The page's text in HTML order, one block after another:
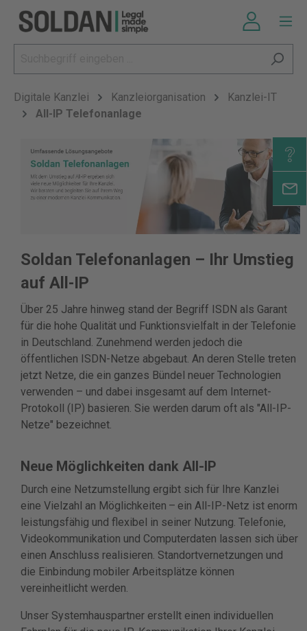
Digitale Kanzlei Kanzleiorganisation
Kanzlei-IT
All-IP Telefonanlage
Soldan Telefonanlagen – Ihr Umstieg
auf All-IP
Über 25 Jahre hinweg stand der Begriff ISDN als Garant
für die hohe Qualität und Funktionsvielfalt in der Telefonie
in Deutschland. Zunehmend werden jedoch die
öffentlichen ISDN-Netze abgebaut. An deren Stelle treten
jetzt Netze, die ein ganzes Bündel neuer Technologien
verwenden – und dabei insgesamt auf dem Internet-
Protokoll (IP) basieren. Sie werden darum oft als "All-IP-
Netze" bezeichnet.
Neue Möglichkeiten dank All-IP
Durch eine Netzumstellung ergibt sich für Ihre Kanzlei
eine Vielzahl an Möglichkeiten – ein All-IP-Netz ist enorm
leistungsfähig und flexibel in seiner Nutzung. Telefonie,
Videokommunikation und Computerdaten lassen sich über
einen Anschluss realisieren. Standortvernetzungen und
die Einbindung mobiler Arbeitsplätze können
vereinheitlicht werden.
Unser Systemhauspartner erstellt einen individuellen